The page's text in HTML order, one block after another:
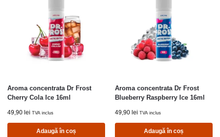
Aroma concentrata Dr Frost
Cherry Cola Ice 16ml
49,90 lei TVA inclus
Adaugă în coș
Aroma concentrata Dr Frost
Blueberry Raspberry Ice 16ml
49,90 lei TVA inclus
Adaugă în coș